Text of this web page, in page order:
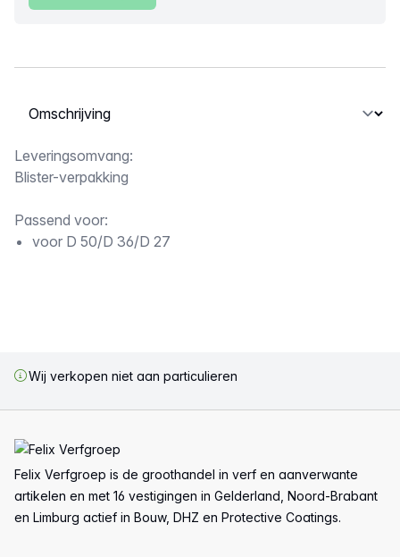
Selecteer een tabblad
Omschrijving
Leveringsomvang:
Blister-verpakking
Passend voor:
voor D 50/D 36/D 27
Wij verkopen niet aan particulieren
Felix Verfgroep is de groothandel in verf en aanverwante
artikelen en met 16 vestigingen in Gelderland, Noord-Brabant
en Limburg actief in Bouw, DHZ en Protective Coatings.